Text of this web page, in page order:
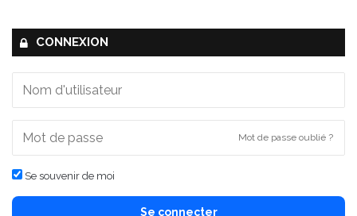
CONNEXION
Mot de passe oublié ?
Se souvenir de moi
Se connecter